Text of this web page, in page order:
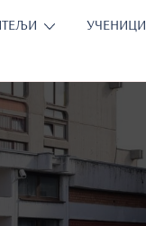
УЧЕНИЦИ